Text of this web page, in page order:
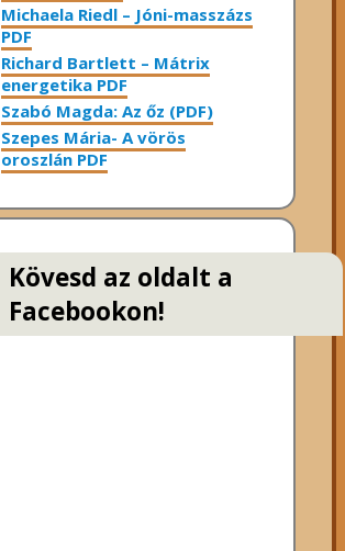
Michaela Riedl – Jóni-masszázs
PDF
Richard Bartlett – Mátrix
energetika PDF
Szabó Magda: Az őz (PDF)
Szepes Mária- A vörös
oroszlán PDF
Kövesd az oldalt a
Facebookon!